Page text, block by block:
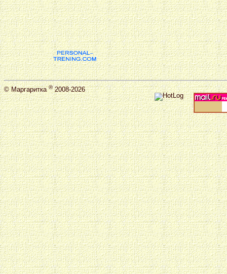
©Маргаритка®2008-2026